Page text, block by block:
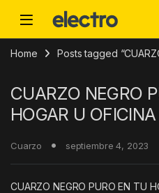
Home Posts tagged
CUARZO NEGRO
HOGAR U OFICINA
Cuarzo septiembre 4, 2023
CUARZO NEGRO PURO EN TU